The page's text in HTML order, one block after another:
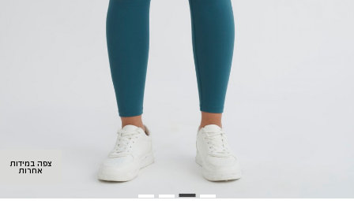
צפה במידות
אחרות